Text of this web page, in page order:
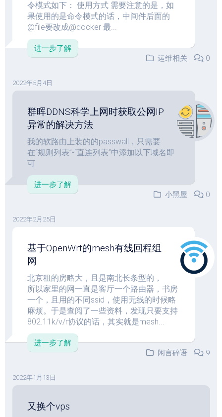
令模式如下： 使用方式 需要注意的是，如
果使用的是命令模式的话，中间件后面的
@file要改成@docker 最...
进一步了解
运维相关
0
2022年5月4日
群晖DDNS科学上网时获取公网IP
异常的解决方法
我的软路由上装的的passwall，只需要
在“规则列表”-“直连列表”中添加以下域名即
可
进一步了解
小黑屋
0
2022年2月25日
基于OpenWrt的mesh有线回程组
网
北京租的房略大，且是南北长条型的，
所以家里的网一直是客厅一个路由器，书房
一个，且用的不同ssid，使用无线的时候略
麻烦。于是查阅了一些资料，发现只要支持
802.11k/v/r协议的话，其实就是mesh...
进一步了解
闲言碎语
9
2022年1月13日
又换个vps